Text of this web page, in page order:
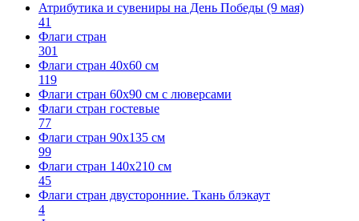
Атрибутика и сувениры на День Победы (9 мая)
41
Флаги стран
301
Флаги стран 40х60 см
119
Флаги стран 60x90 см с люверсами
Флаги стран гостевые
77
Флаги стран 90х135 см
99
Флаги стран 140х210 см
45
Флаги стран двусторонние. Ткань блэкаут
4